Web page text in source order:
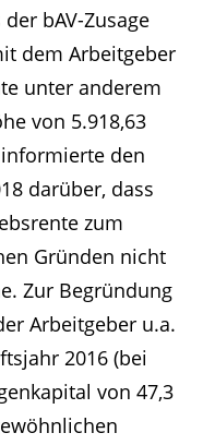
bAV-Zusage
dem Arbeitgeber
unter anderem
von 5.918,63
den
darüber, dass
zum
Gründen nicht
Zur Begründung
Arbeitgeber u.a.
2016 (bei
von 47,3